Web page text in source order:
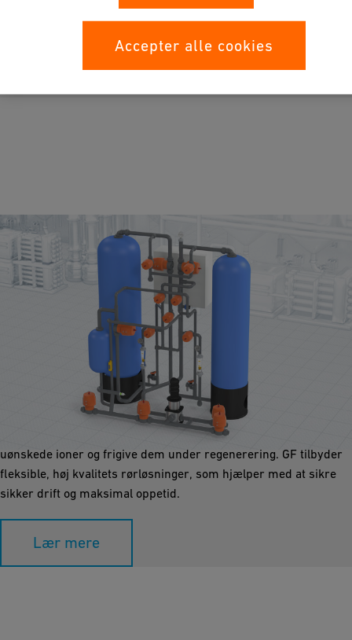
Applikationer
Demineraliseringsenheder som deionisering hjælper med at
sikre produktionen af rent, høj kvalitetsprocesvand i industrielle
miljøer. Ionbyttere bruger syntetiske resinkugler til at absorbere
uønskede ioner og frigive dem under regenerering. GF tilbyder
fleksible, høj kvalitets rørløsninger, som hjælper med at sikre
sikker drift og maksimal oppetid.
Lær mere
Accepter alle cookies